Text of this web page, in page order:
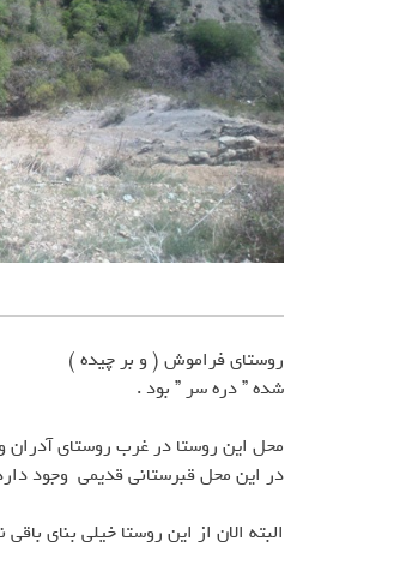
روستاي فراموش ( و بر چيده )
شده ” دره سر ” بود .
محل این روستا در غرب روستای
در این محل قبرستانی قدیمی وجود
البته الان از این روستا خیلی بنای